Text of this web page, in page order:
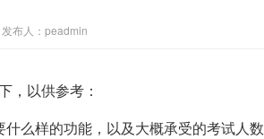
发布人：peadmin
，以供参考：
么样的功能，以及大概承受的考试人数